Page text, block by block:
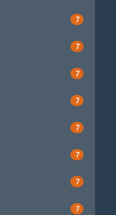
7
7
7
7
7
7
7
7